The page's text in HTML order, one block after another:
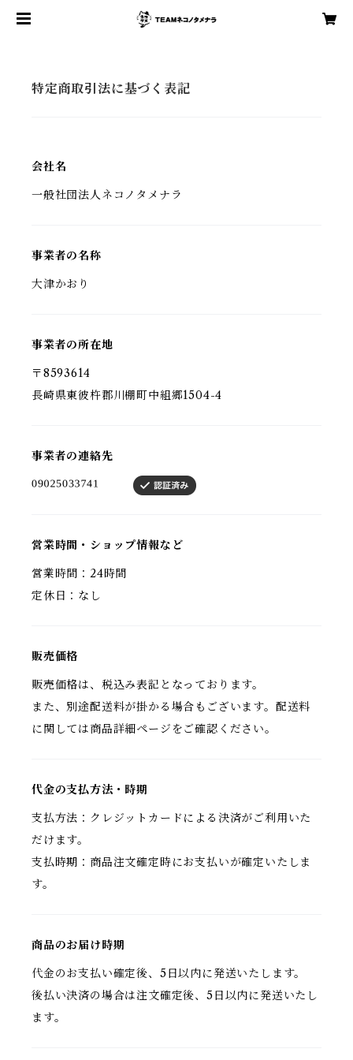
特定商取引法に基づく表記
会社名
一般社団法人ネコノタメナラ
事業者の名称
大津かおり
事業者の所在地
〒8593614
長崎県東彼杵郡川棚町中組郷1504-4
事業者の連絡先
営業時間・ショップ情報など
営業時間：24時間
定休日：なし
販売価格
販売価格は、税込み表記となっております。
また、別途配送料が掛かる場合もございます。配送料
に関しては商品詳細ページをご確認ください。
代金の支払方法・時期
支払方法：クレジットカードによる決済がご利用いた
だけます。
支払時期：商品注文確定時にお支払いが確定いたしま
す。
商品のお届け時期
代金のお支払い確定後、5日以内に発送いたします。
後払い決済の場合は注文確定後、5日以内に発送いたし
ます。